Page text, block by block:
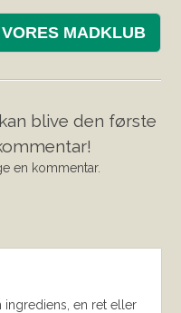
MADKLUB
blive den første
en kommentar.
ingrediens, en ret eller